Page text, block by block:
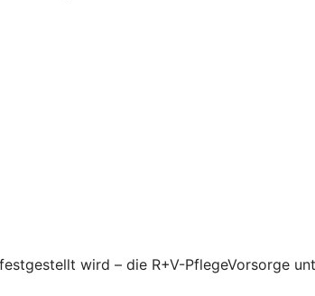
wird – die R+V-PflegeVorsorge